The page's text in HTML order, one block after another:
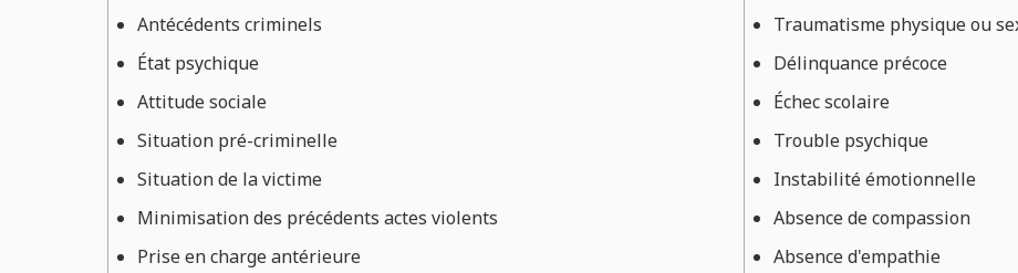
Antécédents criminels
État psychique
Attitude sociale
Situation pré-criminelle
Situation de la victime
Minimisation des précédents actes violents
Prise en charge antérieure
Traumatisme physique ou
Délinquance précoce
Échec scolaire
Trouble psychique
Instabilité émotionnelle
Absence de compassion
Absence d'empathie